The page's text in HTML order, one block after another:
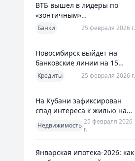
ВТБ вышел в лидеры по
«зонтичным»
поручительствам для МСП
Банки 25 февраля 2026 г.
Новосибирск выйдет на
банковские линии на 15
млрд рублей для закрытия
дефицита
Кредиты 25 февраля 2026 г.
На Кубани зафиксирован
спад интереса к жилью на
Недвижимость 25 февраля 2026
г.
Январская ипотека-2026: как